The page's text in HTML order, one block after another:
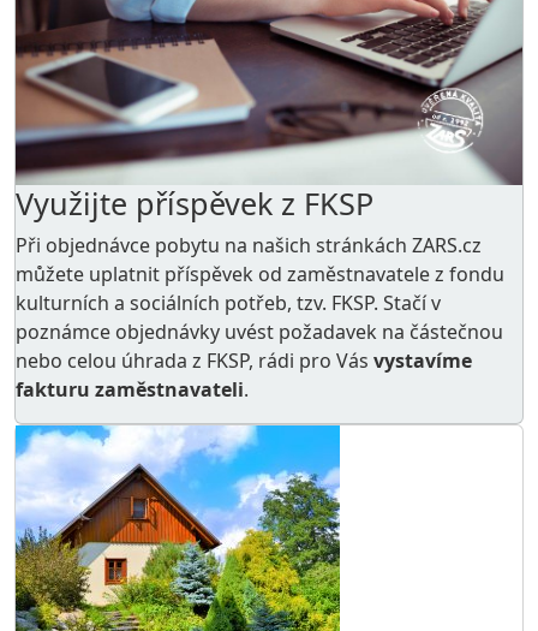
Využijte příspěvek z FKSP
Při objednávce pobytu na našich stránkách ZARS.cz
můžete uplatnit příspěvek od zaměstnavatele z fondu
kulturních a sociálních potřeb, tzv. FKSP. Stačí v
poznámce objednávky uvést požadavek na částečnou
nebo celou úhrada z FKSP, rádi pro Vás vystavíme
fakturu zaměstnavateli.